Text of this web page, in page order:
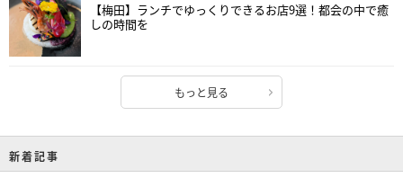
【梅田】ランチでゆっくりできるお店9選！都会の中で癒
しの時間を
もっと見る
新着記事